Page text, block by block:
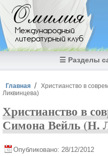
Перейти к основному
Омилия
Международный
литературный клуб
☰ Разделы
Вы здесь
Главная
Христианство в
Ликвинцева)
Христианство в
Симона Вейль (Н.
Опубликовано: 28/12/2012